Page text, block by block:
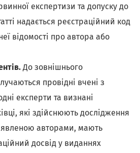
експертизи та допуску до
надається реєстраційний код
відомості про автора або
До зовнішнього
провідні вчені з
експерти та визнані
які здійснюють дослідження
авторами, мають
досвід у виданнях